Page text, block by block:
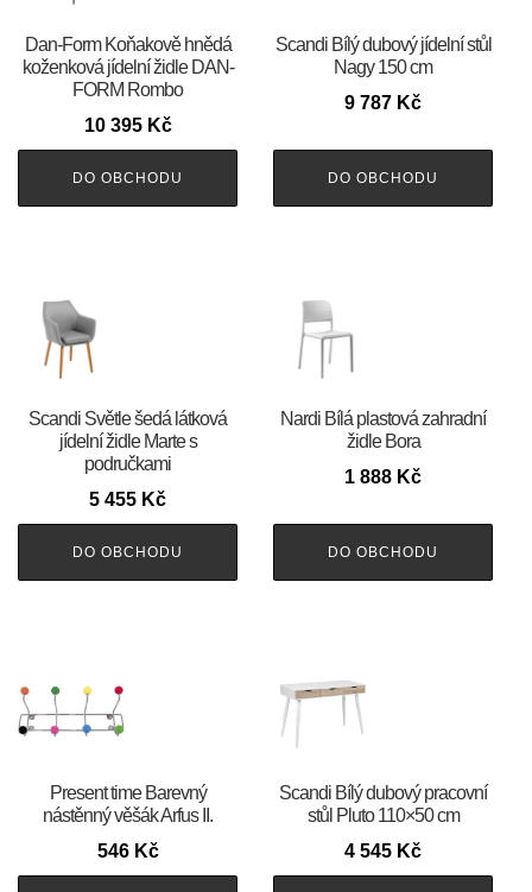
​​​​​Dan-Form Koňakově hnědá
koženková jídelní židle DAN-
FORM Rombo
10 395 Kč
DO OBCHODU
Scandi Bílý dubový jídelní stůl
Nagy 150 cm
9 787 Kč
DO OBCHODU
Scandi Světle šedá látková
jídelní židle Marte s
područkami
5 455 Kč
DO OBCHODU
Nardi Bílá plastová zahradní
židle Bora
1 888 Kč
DO OBCHODU
Present time Barevný
nástěnný věšák Arfus II.
546 Kč
Scandi Bílý dubový pracovní
stůl Pluto 110×50 cm
4 545 Kč